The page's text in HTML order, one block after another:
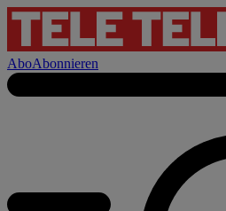
AboAbonnieren